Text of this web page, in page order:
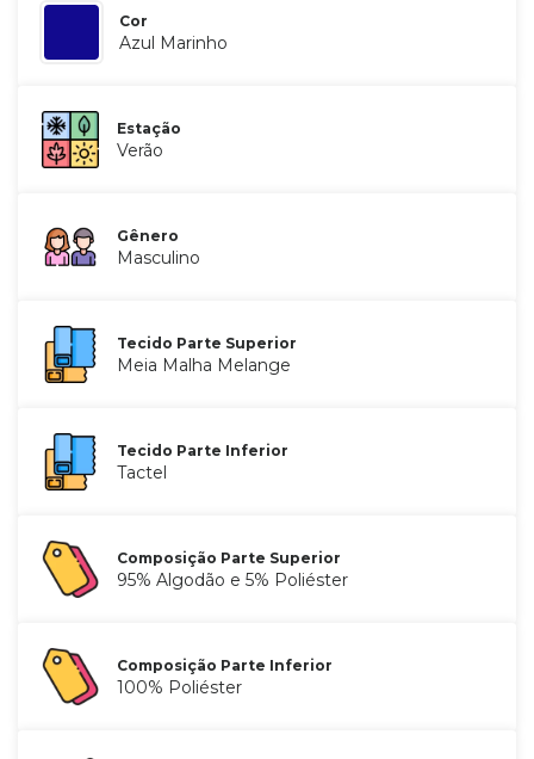
Cor
Azul Marinho
Estação
Verão
Gênero
Masculino
Tecido Parte Superior
Meia Malha Melange
Tecido Parte Inferior
Tactel
Composição Parte Superior
95% Algodão e 5% Poliéster
Composição Parte Inferior
100% Poliéster